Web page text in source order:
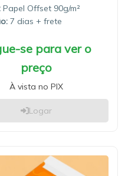
Papel Offset 90g/m²
7 dias
se para ver o
preço
À vista no PIX
Logar